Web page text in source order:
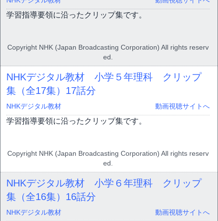
学習指導要領に沿ったクリップ集です。
Copyright NHK (Japan Broadcasting Corporation) All rights reserv
ed.
NHKデジタル教材 小学５年理科 クリップ
集（全17集） 17話分
NHKデジタル教材 動画視聴サイトへ
学習指導要領に沿ったクリップ集です。
Copyright NHK (Japan Broadcasting Corporation) All rights reserv
ed.
NHKデジタル教材 小学６年理科 クリップ
集（全16集） 16話分
NHKデジタル教材 動画視聴サイトへ